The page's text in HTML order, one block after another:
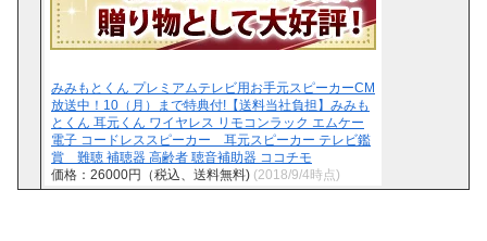
みみもとくん プレミアムテレビ用お手元スピーカーCM
放送中！10（月）まで特典付!【送料当社負担】みみも
とくん 耳元くん ワイヤレス リモコンラック エムケー
電子 コードレススピーカー 耳元スピーカー テレビ鑑
賞 難聴 補聴器 高齢者 聴音補助器 ココチモ
価格：26000円（税込、送料無料) (2018/9/4時点)